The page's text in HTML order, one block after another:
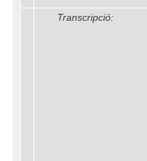
Transcripció: